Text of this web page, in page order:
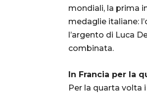
mondiali, la prima
medaglie italiane:
l’argento di Luca
combinata.
In Francia per la
Per la quarta volta